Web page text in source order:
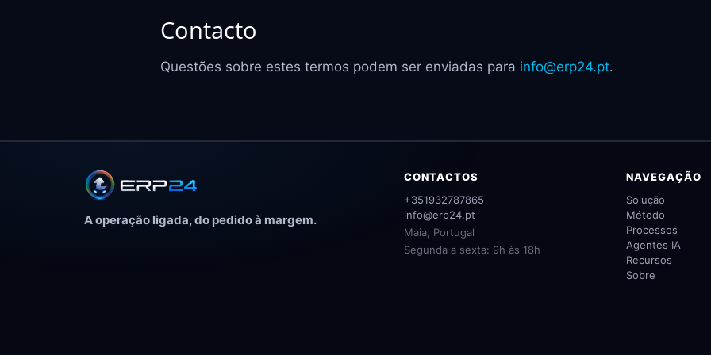
Contacto
Questões sobre estes termos podem ser enviadas para info@erp24.pt.
A operação ligada, do pedido à margem.
CONTACTOS
+351932787865
info@erp24.pt
Maia, Portugal
Segunda a sexta: 9h às 18h
NAVEGAÇÃO
Solução
Método
Processos
Agentes IA
Recursos
Sobre